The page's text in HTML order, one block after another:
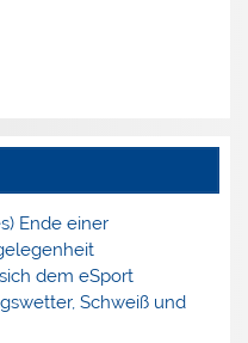
Ende einer
dem eSport
Schweiß und